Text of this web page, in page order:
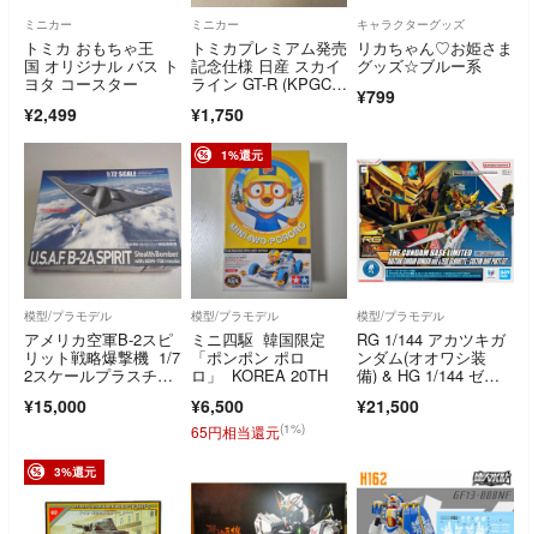
ミニカー
トミカ おもちゃ王
国 オリジナル バス ト
ヨタ コースター
¥2,499
ミニカー
トミカプレミアム発売
記念仕様 日産 スカイ
ライン GT-R (KPGC1
¥1,750
キャラクターグッズ
リカちゃん♡お姫さま
グッズ☆ブルー系
¥799
模型/プラモデル
アメリカ空軍B-2スピ
リット戦略爆撃機 1/7
2スケールプラスチッ
イル16個付属 UA722
¥15,000
1%還元
模型/プラモデル
ミニ四駆 韓国限定
「ポンポン ポロ
ロ」 KOREA 20TH
¥6,500
65円相当還元(1%)
模型/プラモデル
RG 1/144 アカツキガ
ンダム(オオワシ装
備) & HG 1/144 ゼウ
タムジョイントパーツ
¥21,500
3%還元